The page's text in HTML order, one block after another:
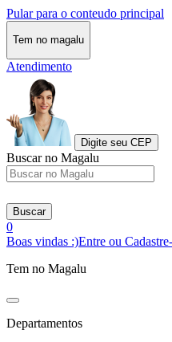
Pular para o conteudo principal
Tem no magalu
Atendimento
Digite seu CEP
Buscar no Magalu
Buscar
0
Boas vindas :)Entre ou
Tem no Magalu
Departamentos